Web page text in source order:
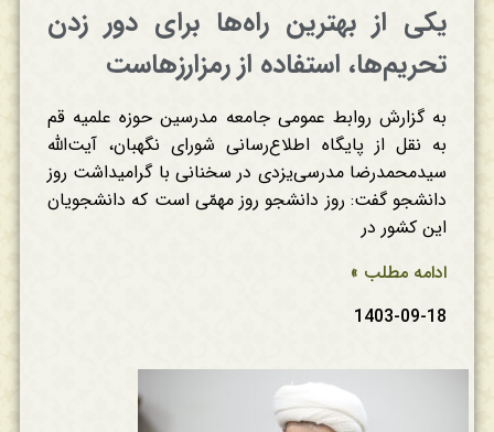
یکی از بهترین راه‌ها برای دور زدن
تحریم‌ها، استفاده از رمزارزهاست
به گزارش روابط عمومی جامعه مدرسین حوزه علمیه قم
به نقل از پایگاه اطلاع‌رسانی شورای نگهبان، آیت‌الله
سیدمحمدرضا مدرسی‌یزدی در سخنانی با گرامیداشت روز
دانشجو گفت: روز دانشجو روز مهمّی است که دانشجویان
این کشور در
ادامه مطلب »
1403-09-18